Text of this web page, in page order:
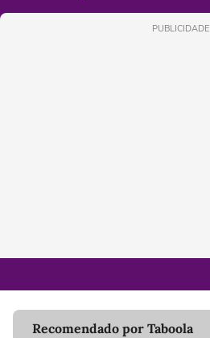
PUBLICIDADE
Recomendado por Taboola